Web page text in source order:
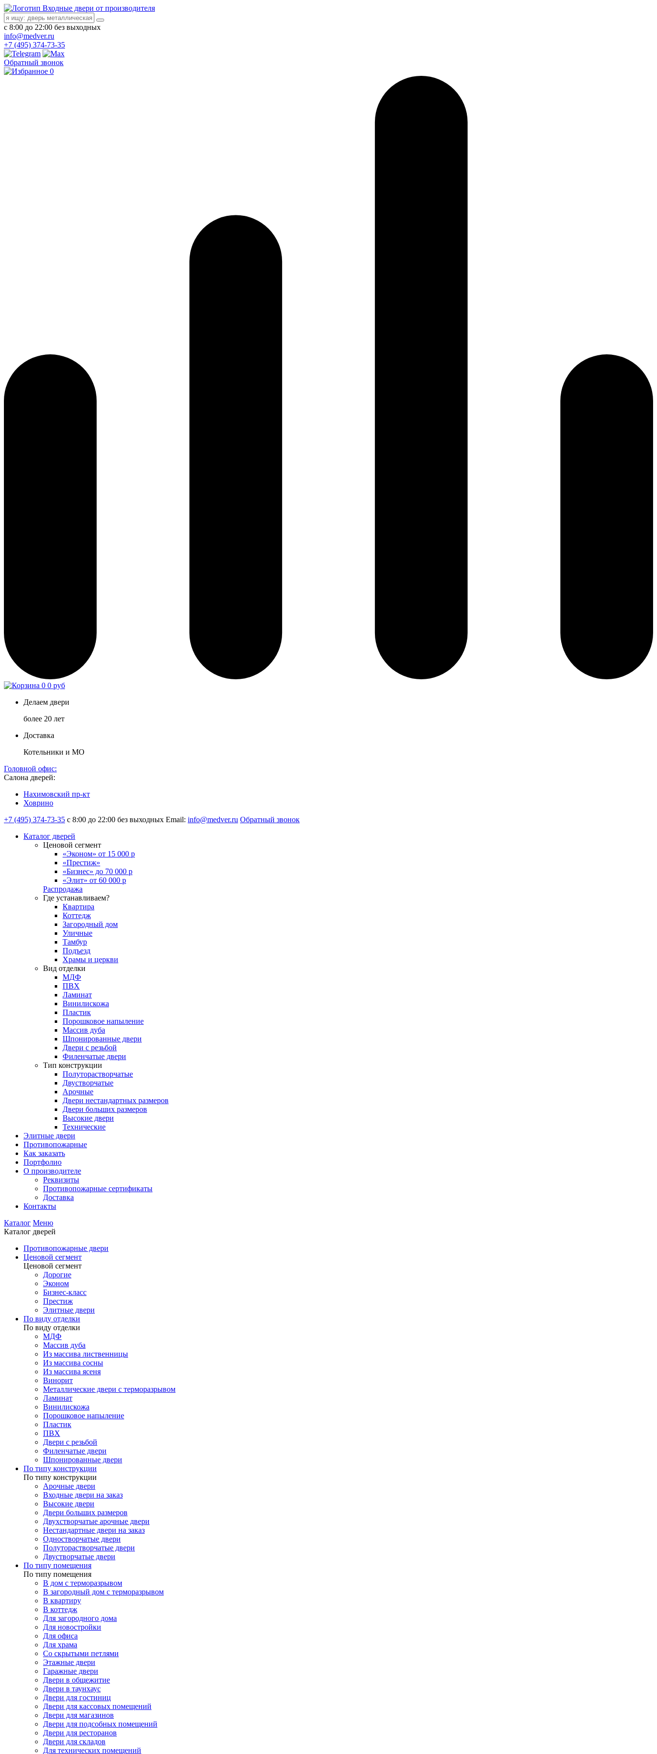
Входные двери от производителя
с 8:00 до 22:00 без выходных
info@medver.ru
+7 (495) 374-73-35
Обратный звонок
0
0 0 руб
Делаем двери
более 20 лет
Доставка
Котельники и МО
Головной офис:
Салона дверей:
Нахимовский пр-кт
Ховрино
+7 (495) 374-73-35 с 8:00 до 22:00 без выходных Email: info@medver.ru Обратный звонок
Каталог дверей
Ценовой сегмент
«Эконом» от 15 000 р
«Престиж»
«Бизнес» до 70 000 р
«Элит» от 60 000 р
Распродажа
Где устанавливаем?
Квартира
Коттедж
Загородный дом
Уличные
Тамбур
Подъезд
Храмы и церкви
Вид отделки
МДФ
ПВХ
Ламинат
Винилискожа
Пластик
Порошковое напыление
Массив дуба
Шпонированные двери
Двери с резьбой
Филенчатые двери
Тип конструкции
Полуторастворчатые
Двустворчатые
Арочные
Двери нестандартных размеров
Двери больших размеров
Высокие двери
Технические
Элитные двери
Противопожарные
Как заказать
Портфолио
О производителе
Реквизиты
Противопожарные сертификаты
Доставка
Контакты
Каталог Меню
Каталог дверей
Противопожарные двери
Ценовой сегмент
Ценовой сегмент
Дорогие
Эконом
Бизнес-класс
Престиж
Элитные двери
По виду отделки
По виду отделки
МДФ
Массив дуба
Из массива лиственницы
Из массива сосны
Из массива ясеня
Винорит
Металлические двери с терморазрывом
Ламинат
Винилискожа
Порошковое напыление
Пластик
ПВХ
Двери с резьбой
Филенчатые двери
Шпонированные двери
По типу конструкции
По типу конструкции
Арочные двери
Входные двери на заказ
Высокие двери
Двери больших размеров
Двухстворчатые арочные двери
Нестандартные двери на заказ
Одностворчатые двери
Полуторастворчатые двери
Двустворчатые двери
По типу помещения
По типу помещения
В дом с терморазрывом
В загородный дом с терморазрывом
В квартиру
В коттедж
Для загородного дома
Для новостройки
Для офиса
Для храма
Со скрытыми петлями
Этажные двери
Гаражные двери
Двери в общежитие
Двери в таунхаус
Двери для гостиниц
Двери для кассовых помещений
Двери для магазинов
Двери для подсобных помещений
Двери для ресторанов
Двери для складов
Для технических помещений